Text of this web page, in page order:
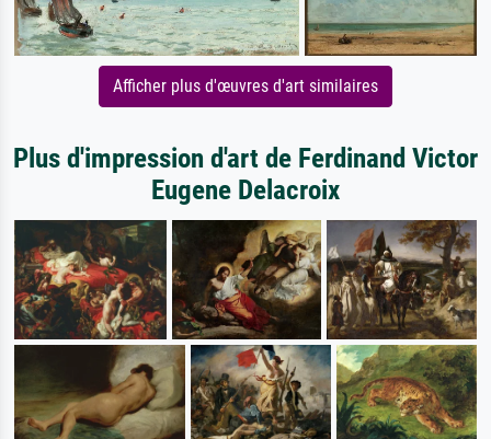
Afficher plus d'œuvres d'art similaires
Plus d'impression d'art de Ferdinand Victor
Eugene Delacroix